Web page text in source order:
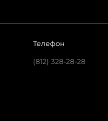
Телефон
(812) 328-28-28